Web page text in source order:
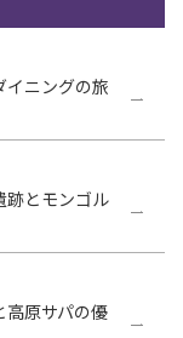
イニングの旅
跡とモンゴル
高原サパの優